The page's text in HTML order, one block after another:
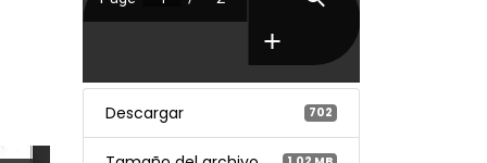
Descargar 702